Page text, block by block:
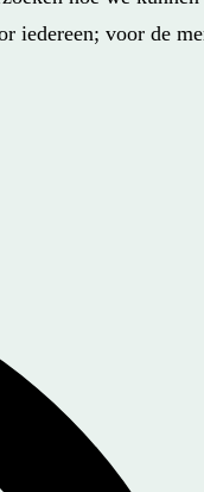
iedereen; voor de